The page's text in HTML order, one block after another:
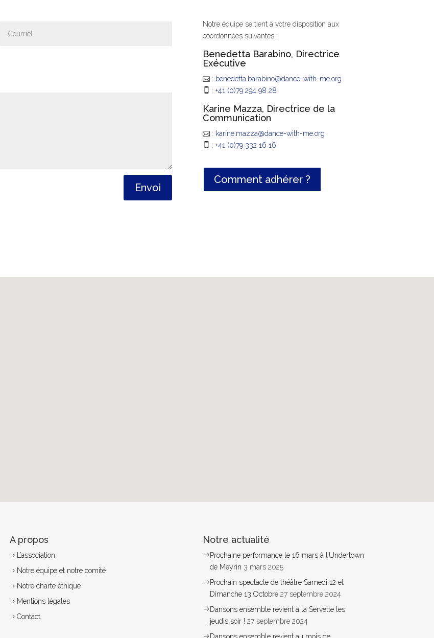
Envoi
Notre équipe se tient à votre disposition aux
coordonnées suivantes :
Benedetta Barabino, Directrice
Exécutive
: benedetta.barabino@dance-with-me.org
: +41 (0)79 294 98 28
Karine Mazza, Directrice de la
Communication
: karine.mazza@dance-with-me.org
: +41 (0)79 332 16 16
Comment adhérer ?
A propos
L’association
Notre équipe et notre comité
Notre charte éthique
Mentions légales
Contact
Notre actualité
Prochaine performance le 16 mars à l’Undertown
de Meyrin 3 mars 2025
Prochain spectacle de théâtre Samedi 12 et
Dimanche 13 Octobre 27 septembre 2024
Dansons ensemble revient à la Servette les
jeudis soir ! 27 septembre 2024
Dansons ensemble revient au mois de